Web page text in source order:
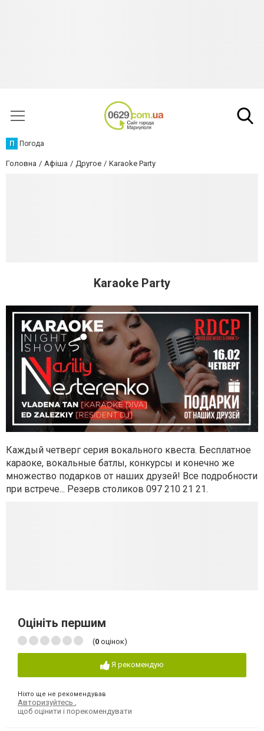
П Погода
Головна Афіша Другое Karaoke Party
Karaoke Party
Каждый четверг серия вокального квеста. Бесплатное
караоке, вокальные батлы, конкурсы и конечно же
множество подарков от наших друзей! Все подробности
при встрече... Резерв столиков 097 210 21 21.
Оцініть першим
(0 оцінок)
Я рекомендую
Ніхто ще не рекомендував
Авторизуйтесь
щоб оцінити і порекомендувати